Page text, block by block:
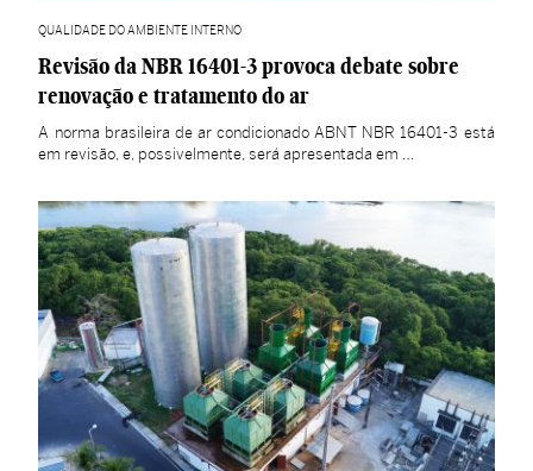
QUALIDADE DO AMBIENTE INTERNO
Revisão da NBR 16401-3 provoca debate sobre
renovação e tratamento do ar
A norma brasileira de ar condicionado ABNT NBR 16401-3 está
em revisão, e, possivelmente, será apresentada em …